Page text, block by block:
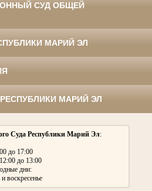
СУД ОБЩЕЙ
МАРИЙ ЭЛ
МАРИЙ ЭЛ
Суда Республики Марий Эл:
до 17:00
до 13:00
дни:
воскресенье